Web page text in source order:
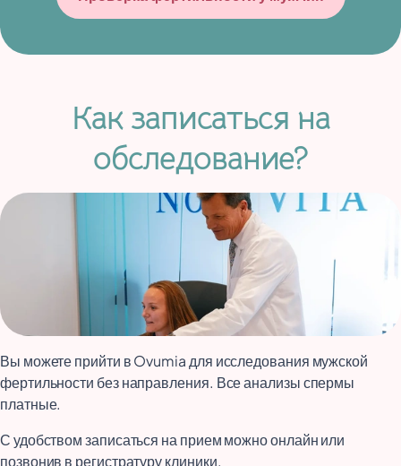
Как записаться на
обследование?
Вы можете прийти в Ovumia для исследования мужской
фертильности без направления. Все анализы спермы
платные.
С удобством записаться на прием можно онлайн или
позвонив в регистратуру клиники.